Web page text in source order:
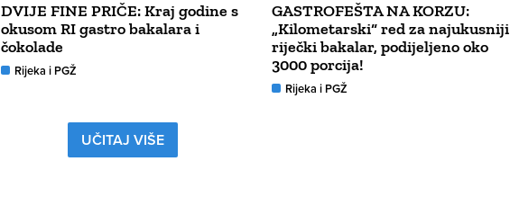
DVIJE FINE PRIČE: Kraj godine s
okusom RI gastro bakalara i
čokolade
Rijeka i PGŽ
GASTROFEŠTA NA KORZU:
„Kilometarski“ red za najukusniji
riječki bakalar, podijeljeno oko
3000 porcija!
Rijeka i PGŽ
UČITAJ VIŠE